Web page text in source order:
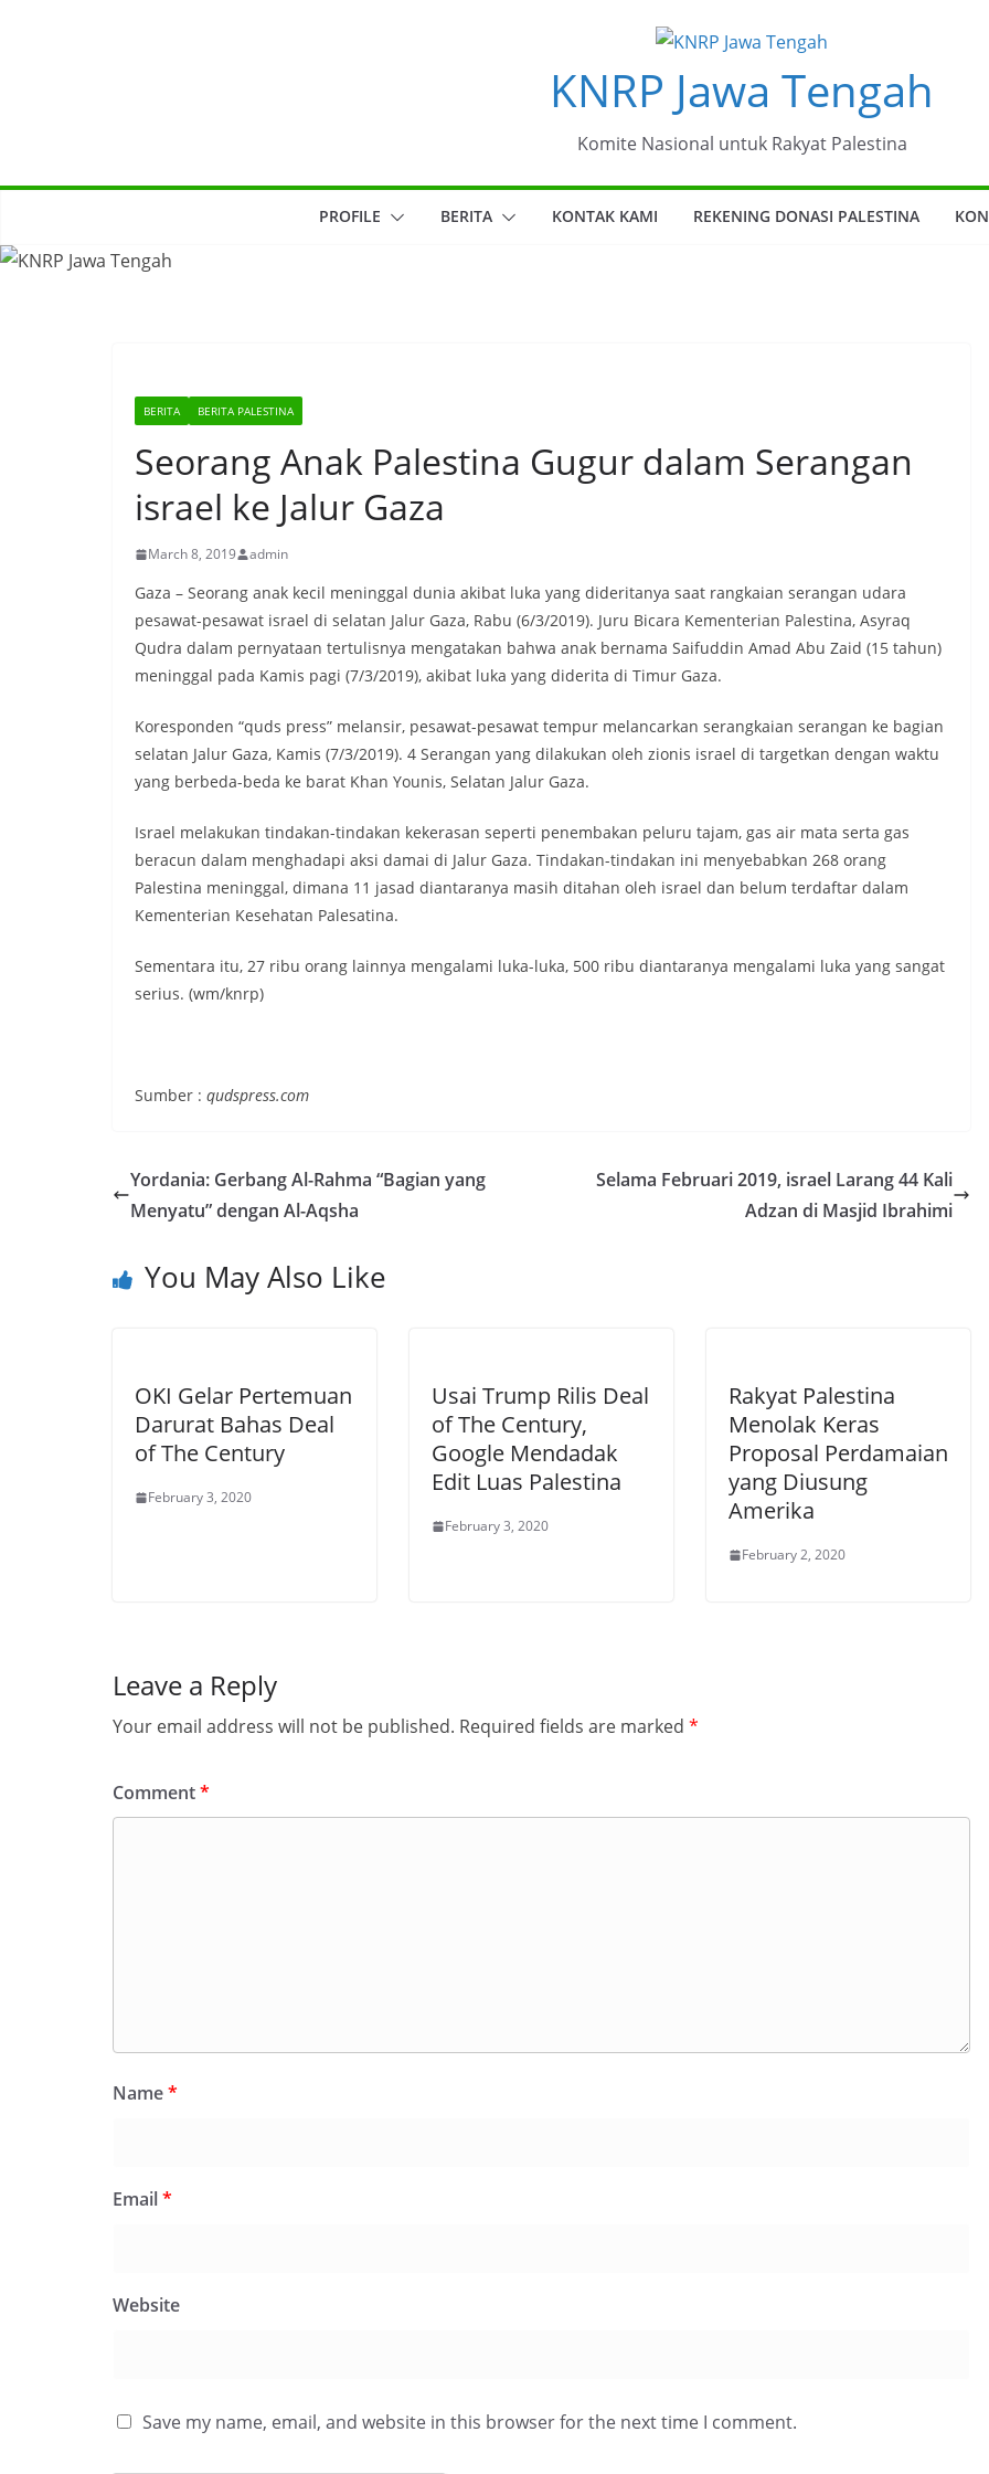
KNRP Jawa Tengah
Komite Nasional untuk Rakyat Palestina
PROFILE BERITA KONTAK KAMI REKENING DONASI PALESTINA
BERITA BERITA PALESTINA
Seorang Anak Palestina Gugur dalam Serangan
israel ke Jalur Gaza
March 8, 2019 admin
Gaza – Seorang anak kecil meninggal dunia akibat luka yang dideritanya saat rangkaian serangan udara
pesawat-pesawat israel di selatan Jalur Gaza, Rabu (6/3/2019). Juru Bicara Kementerian Palestina, Asyraq
Qudra dalam pernyataan tertulisnya mengatakan bahwa anak bernama Saifuddin Amad Abu Zaid (15 tahun)
meninggal pada Kamis pagi (7/3/2019), akibat luka yang diderita di Timur Gaza.
Koresponden “quds press” melansir, pesawat-pesawat tempur melancarkan serangkaian serangan ke bagian
selatan Jalur Gaza, Kamis (7/3/2019). 4 Serangan yang dilakukan oleh zionis israel di targetkan dengan waktu
yang berbeda-beda ke barat Khan Younis, Selatan Jalur Gaza.
Israel melakukan tindakan-tindakan kekerasan seperti penembakan peluru tajam, gas air mata serta gas
beracun dalam menghadapi aksi damai di Jalur Gaza. Tindakan-tindakan ini menyebabkan 268 orang
Palestina meninggal, dimana 11 jasad diantaranya masih ditahan oleh israel dan belum terdaftar dalam
Kementerian Kesehatan Palesatina.
Sementara itu, 27 ribu orang lainnya mengalami luka-luka, 500 ribu diantaranya mengalami luka yang sangat
serius. (wm/knrp)
Sumber : qudspress.com
Yordania: Gerbang Al-Rahma “Bagian yang
Menyatu” dengan Al-Aqsha
Selama Februari 2019, israel Larang 44 Kali
Adzan di Masjid Ibrahimi
You May Also Like
OKI Gelar Pertemuan
Darurat Bahas Deal
of The Century
February 3, 2020
Usai Trump Rilis Deal
of The Century,
Google Mendadak
Edit Luas Palestina
February 3, 2020
Rakyat Palestina
Menolak Keras
Proposal Perdamaian
yang Diusung
Amerika
February 2, 2020
Leave a Reply
Your email address will not be published. Required fields are marked *
Comment*
Name*
Email*
Website
Save my name, email, and website in this browser for the next time I comment.